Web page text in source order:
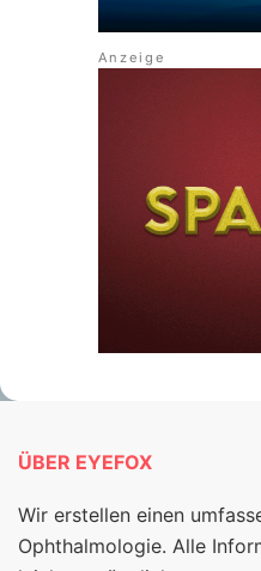
ÜBER EYEFOX
Wir erstellen einen
Ophthalmologie. Alle